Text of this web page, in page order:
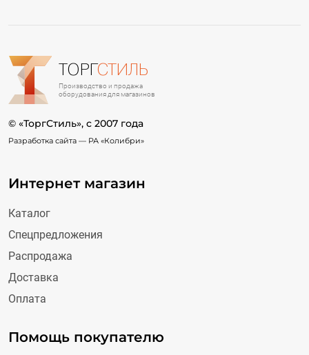
ТОРГСТИЛЬ
Производство и продажа
оборудования для магазинов
© «ТоргСтиль», c 2007 года
Разработка сайта — РА «Колибри»
Интернет магазин
Каталог
Спецпредложения
Распродажа
Доставка
Оплата
Помощь покупателю